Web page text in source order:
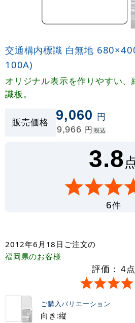
交通構内標識 白無地
100A)
オリジナル表示を作りやすい
識板。
販売価格 9,060 円
9,966 円 税込
3.8
6件
2012年6月18日 ご注文の
福岡県のお客様
評価： 4点
ご購入バリエーション
向き:縦